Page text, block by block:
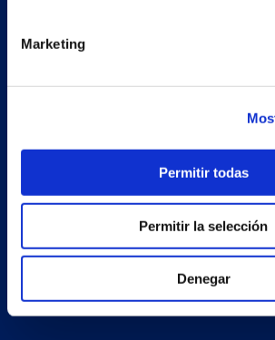
Marketing
Permitir todas
Permitir la selección
Denegar
News